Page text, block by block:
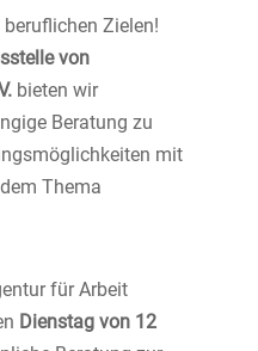
Zielen!
von
bieten wir
Beratung zu
mit
Thema
für Arbeit
Dienstag von 12